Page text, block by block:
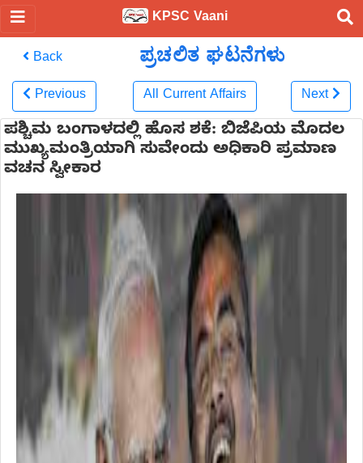
KPSC Vaani
Back ಪ್ರಚಲಿತ ಘಟನೆಗಳು
Previous All Current Affairs Next
ಪಶ್ಚಿಮ ಬಂಗಾಳದಲ್ಲಿ ಹೊಸ ಶಕೆ: ಬಿಜೆಪಿಯ ಮೊದಲ
ಮುಖ್ಯಮಂತ್ರಿಯಾಗಿ ಸುವೇಂದು ಅಧಿಕಾರಿ ಪ್ರಮಾಣ
ವಚನ ಸ್ವೀಕಾರ